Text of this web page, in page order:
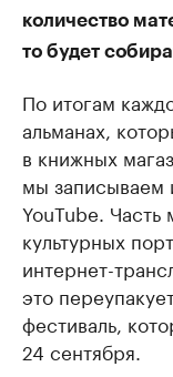
количество
то будет
По итогам
альманах,
в книжных
мы записываем
YouTube. Часть
культурных
интернет-
это
фестиваль,
24 сентября.